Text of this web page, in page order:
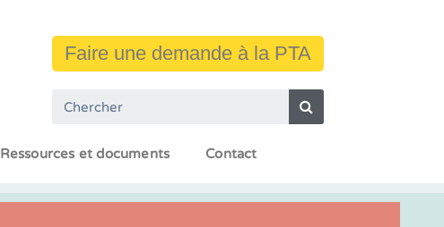
Faire une demande à la PTA
Ressources et documents Contact